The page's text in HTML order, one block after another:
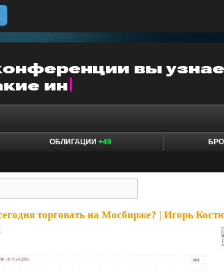
ОБЛИГАЦИИ +49
торговать на Мосбирже? | Игорь